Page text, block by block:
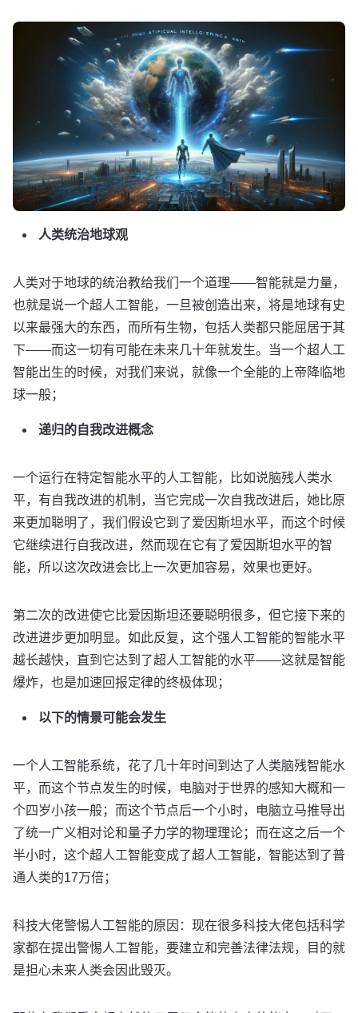
人类统治地球观
人类对于地球的统治教给我们一个道理——智能就是力量，
也就是说一个超人工智能，一旦被创造出来，将是地球有史
以来最强大的东西，而所有生物，包括人类都只能屈居于其
下——而这一切有可能在未来几十年就发生。当一个超人工
智能出生的时候，对我们来说，就像一个全能的上帝降临地
球一般；
递归的自我改进概念
一个运行在特定智能水平的人工智能，比如说脑残人类水
平，有自我改进的机制，当它完成一次自我改进后，她比原
来更加聪明了，我们假设它到了爱因斯坦水平，而这个时候
它继续进行自我改进，然而现在它有了爱因斯坦水平的智
能，所以这次改进会比上一次更加容易，效果也更好。
第二次的改进使它比爱因斯坦还要聪明很多，但它接下来的
改进进步更加明显。如此反复，这个强人工智能的智能水平
越长越快，直到它达到了超人工智能的水平——这就是智能
爆炸，也是加速回报定律的终极体现；
以下的情景可能会发生
一个人工智能系统，花了几十年时间到达了人类脑残智能水
平，而这个节点发生的时候，电脑对于世界的感知大概和一
个四岁小孩一般；而这个节点后一个小时，电脑立马推导出
了统一广义相对论和量子力学的物理理论；而在这之后一个
半小时，这个超人工智能变成了超人工智能，智能达到了普
通人类的17万倍；
科技大佬警惕人工智能的原因：现在很多科技大佬包括科学
家都在提出警惕人工智能，要建立和完善法律法规，目的就
是担心未来人类会因此毁灭。